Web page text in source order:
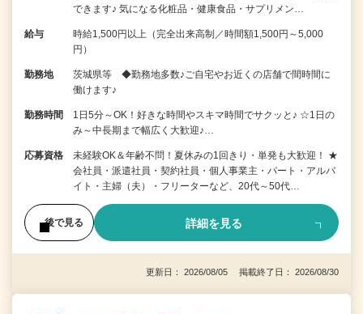
できます♪ 気になる化粧品・健康食品・サプリメン…
給与
時給1,500円以上（完全出来高制／時間額1,500円～5,000
円）
勤務地
茨城県等 ◆勤務地多数♪ご自宅やお近くの店舗で間時間に
働けます♪
勤務時間
1日5分～OK！好きな時間やスキマ時間でサクッと♪ ☆1日の
み～中長期まで幅広く大歓迎♪…
応募資格
未経験OK＆年齢不問！夏休みの1回きり・単発も大歓迎！ ★
会社員・派遣社員・契約社員・個人事業主・パート・アルバ
イト・主婦（夫）・フリーターなど、20代～50代…
後で見る 詳細を見る
更新日： 2026/08/05 掲載終了日： 2026/08/30